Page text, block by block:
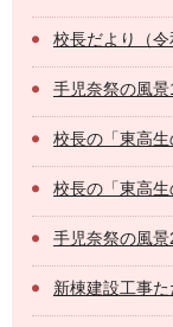
校長だより（令
手児奈祭の風
校長の「東高
校長の「東高
手児奈祭の風
新棟建設工事